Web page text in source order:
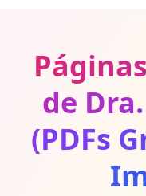
de
(PDFs